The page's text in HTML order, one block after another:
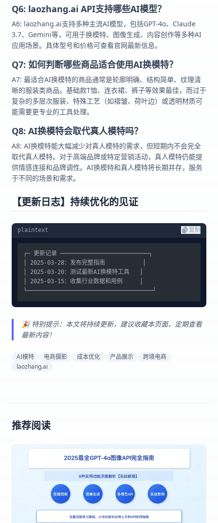
Q6: laozhang.ai API支持哪些AI模型？
A6: laozhang.ai支持多种主流AI模型，包括GPT-4o、Claude
3.7、Gemini等，可用于换模特、图像生成、内容创作等多种AI
应用场景。具体型号和价格可查看官网最新信息。
Q7: 如何判断哪些商品适合使用AI换模特？
A7: 最适合AI换模特的商品通常是轮廓明确、结构简单、纹理清
晰的服装类商品。基础款T恤、连衣裙、裤子等效果最佳，而过于
复杂的多层次服装、特殊工艺（如褶皱、荷叶边）或透明材质可
能需要更专业的工具处理。
Q8: AI换模特会取代真人模特吗？
A8: AI换模特能大幅减少对真人模特的需求，但短期内不会完全
取代真人模特。对于高端品牌或特定营销活动，真人模特仍能提
供情感连接和品牌调性。AI换模特和真人模特将长期并存，服务
于不同的场景和需求。
【更新日志】持续优化的见证
plaintext 复制
┌─ 更新记录 ──────────────────────────┐
│ 2025-03-28：发布完整指南           │
│ 2025-03-20：测试最新AI换模特工具   │
│ 2025-03-15：收集行业数据和用例     │
🎉 特别提示：本文将持续更新，建议收藏本页面，定期查看
最新内容！
AI模特 电商摄影 成本优化 产品展示
跨境电商
laozhang.ai
推荐阅读